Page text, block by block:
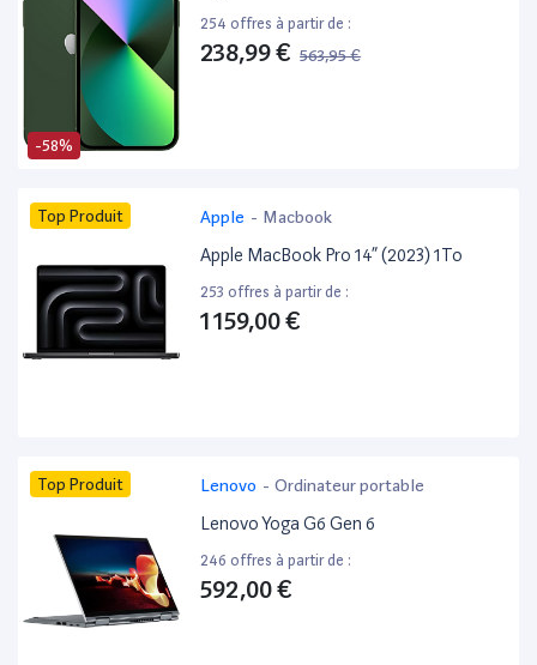
-58%
254 offres à partir de :
238,99 € 563,95 €
Top Produit Apple - Macbook
Apple MacBook Pro 14” (2023) 1To
253 offres à partir de :
1 159,00 €
Top Produit Lenovo - Ordinateur portable
Lenovo Yoga G6 Gen 6
246 offres à partir de :
592,00 €